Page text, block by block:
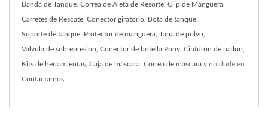
Banda de Tanque Correa de Aleta de Resorte Clip de Manguera
Carretes de Rescate Conector giratorio Bota de tanque
Soporte de tanque Protector de manguera Tapa de polvo
Válvula de sobrepresión Conector de botella Pony Cinturón de nailon
Kits de herramientas Caja de máscara Correa de máscara y no dude en
Contactarnos